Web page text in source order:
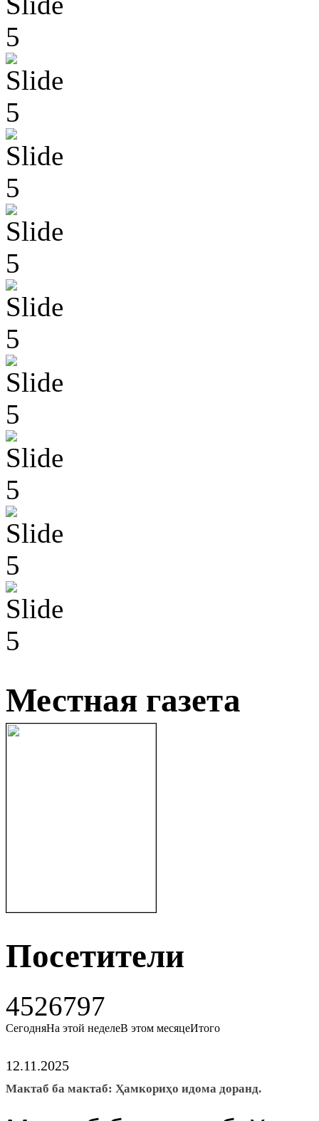
Местная газета
Посетители
4526797
СегодняНа этой неделеВ этом месяцеИтого
12.11.2025
Мактаб ба мактаб: Ҳамкориҳо идома доранд.